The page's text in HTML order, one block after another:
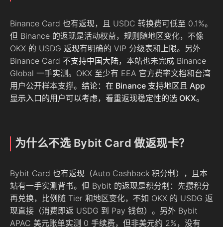
Binance Card 也有返现，且 USDC 转换费可低至 0.1%。
但 Binance 的返现是活动权益，规则随地区变化，不像
OKX 的 USDG 返现有明确的 VIP 分级表和上限。另外
Binance Card 不支持中国大陆，本站也未完成 Binance
Global 一手实测。OKX 至少有 EEA 官方费率文档和台湾
用户公开样本支撑。 结论：在 Binance 支持地区且 App
显示入口的用户可以考虑，看重返现稳定性的选 OKX。
为什么不选 Bybit Card 做返现卡？
Bybit Card 也有返现（Auto Cashback 积分制），且本
站有一手实测背书。但 Bybit 的返现是积分制：先攒积分
再兑换，比例随 Tier 和地区变化，不如 OKX 的 USDG 返
现直接（消费即返 USDG 到 Pay 钱包）。另外 Bybit
APAC 美元账单实测 0 手续费，但非美元约 2%，没有